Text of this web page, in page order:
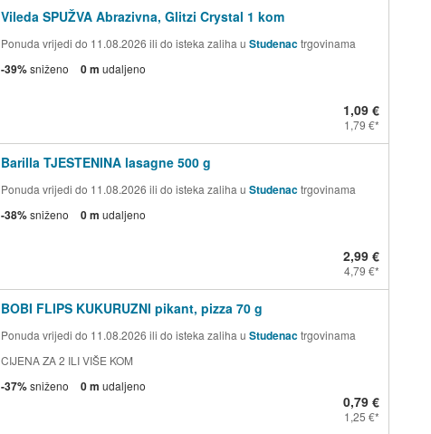
Vileda SPUŽVA Abrazivna, Glitzi Crystal 1 kom
Ponuda vrijedi do 11.08.2026 ili do isteka zaliha u Studenactrgovinama
-39%sniženo 0 m udaljeno
1,09 €
1,79 €
Barilla TJESTENINA lasagne 500 g
Ponuda vrijedi do 11.08.2026 ili do isteka zaliha u Studenactrgovinama
-38%sniženo 0 m udaljeno
2,99 €
4,79 €
BOBI FLIPS KUKURUZNI pikant, pizza 70 g
Ponuda vrijedi do 11.08.2026 ili do isteka zaliha u Studenactrgovinama
CIJENA ZA 2 ILI VIŠE KOM
-37%sniženo 0 m udaljeno
0,79 €
1,25 €